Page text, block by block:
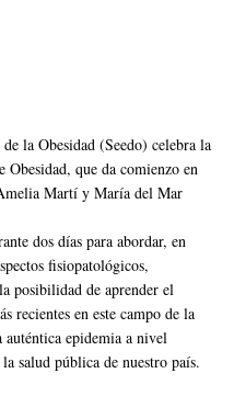
la Obesidad (Seedo) celebra la
Obesidad, que da comienzo en
Martí y María del Mar
dos días para abordar, en
fisiopatológicos,
posibilidad de aprender el
recientes en este campo de la
epidemia a nivel
salud pública de nuestro país.